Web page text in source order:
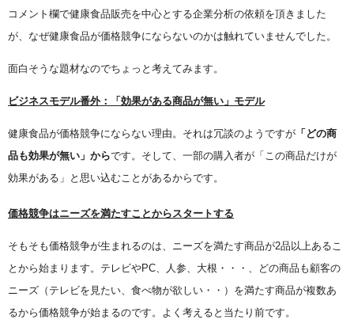
コメント欄で健康食品販売を中心とする企業分析の依頼を頂きました
が、なぜ健康食品が価格競争にならないのかは触れていませんでした。
面白そうな題材なのでちょっと考えてみます。
ビジネスモデル番外：「効果がある商品が無い」モデル
健康食品が価格競争にならない理由。それは冗談のようですが 「どの商
品も効果が無い」からです。そして、一部の購入者が「この商品だけが
効果がある」と思い込むことがあるからです。
価格競争はニーズを満たすことからスタートする
そもそも価格競争が生まれるのは、ニーズを満たす商品が2品以上あるこ
とから始まります。テレビやPC、人参、大根・・・、どの商品も顧客の
ニーズ（テレビを見たい、食べ物が欲しい・・）を満たす商品が複数あ
るから価格競争が始まるのです。よく考えると当たり前です。